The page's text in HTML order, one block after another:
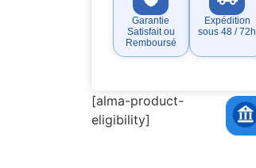
Garantie
Satisfait ou
Remboursé
Expédition
sous 48 / 72h
[alma-product-
eligibility]